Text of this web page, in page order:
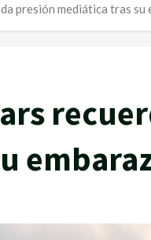
presión mediática tras su